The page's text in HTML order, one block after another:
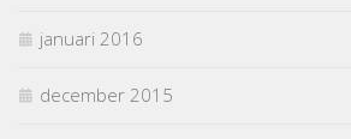
januari 2016
december 2015